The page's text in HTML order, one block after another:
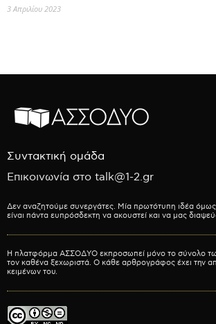
3 Απριλίου 2023
Συντακτική ομάδα
Επικοινωνία στο talk@1-2.gr
Δεν αναζητούμε συνεργάτες. Μία πρωτότυπη ιδέα
είναι πάντα ευπρόσδεκτη να ακουστεί και να μας
Η πλατφόρμα ΑΣΣΟΔΥΟ εκπροσωπεί μόνο το σύνολο
τον καθένα ξεχωριστά. Ο κάθε αρθρογράφος έχει την
κειμένων του.